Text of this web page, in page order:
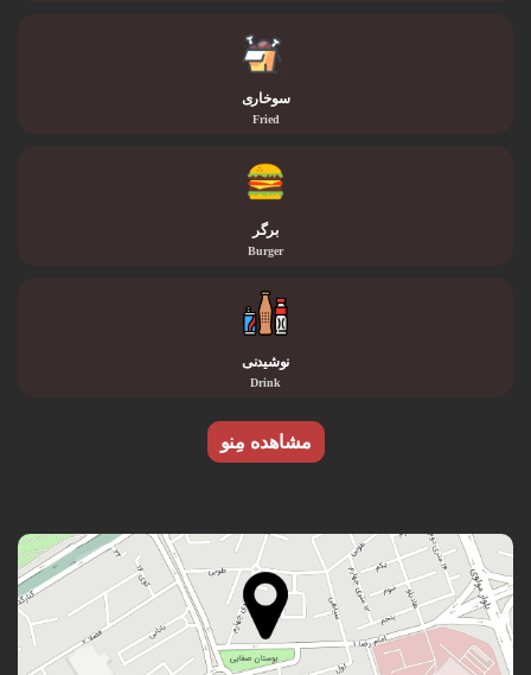
سوخاری
Fried
برگر
Burger
نوشیدنی
Drink
مشاهده مِنو